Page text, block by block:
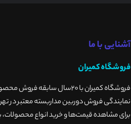
آشنایی با ما
فروشگاه کمیران
فروشگاه کمیران با ۲۰سال
نمایندگی فروش دوربین مداربسته معتبر در
برای مشاهده قیمت‌ها و خرید انواع محصولات،